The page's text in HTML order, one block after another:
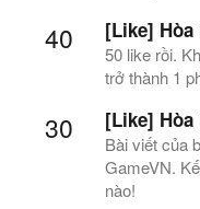
40 [Like]
50 like rồi.
trở thành 1
30 [Like]
Bài viết của
GameVN.
nào!